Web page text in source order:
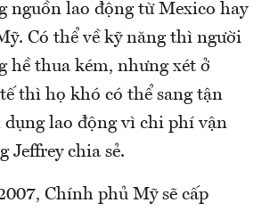
nguồn lao động từ Mexico hay
Có thể về kỹ năng thì người
hề thua kém, nhưng xét ở
thì họ khó có thể sang tận
dụng lao động vì chi phí vận
Jeffrey chia sẻ.
Chính phủ Mỹ sẽ cấp